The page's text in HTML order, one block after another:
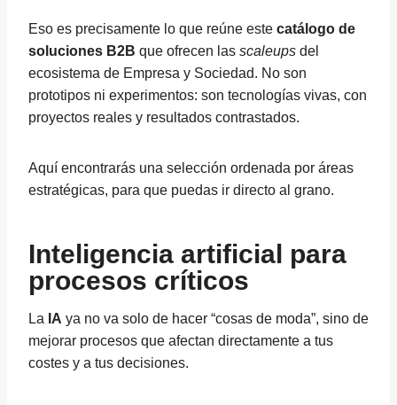
Eso es precisamente lo que reúne este catálogo de
soluciones B2B que ofrecen las scaleups del
ecosistema de Empresa y Sociedad. No son
prototipos ni experimentos: son tecnologías vivas, con
proyectos reales y resultados contrastados.
Aquí encontrarás una selección ordenada por áreas
estratégicas, para que puedas ir directo al grano.
Inteligencia artificial para
procesos críticos
La IA ya no va solo de hacer “cosas de moda”, sino de
mejorar procesos que afectan directamente a tus
costes y a tus decisiones.